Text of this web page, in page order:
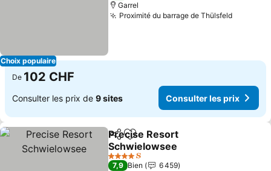
Choix populaire
Garrel
Proximité du barrage de Thülsfeld
De 102 CHF
Consulter les prix de 9 sites Consulter les prix
PartagerAjouter à mes favoris
Precise Resort
Schwielowsee
Consulter les prix
4 Étoiles
7,9 Bien
6 459